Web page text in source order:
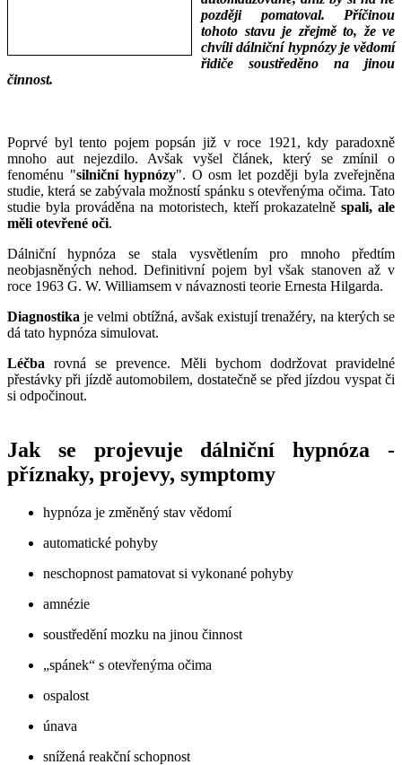
později pomatoval. Příčinou
tohoto stavu je zřejmě to, že ve
chvíli dálniční hypnózy je vědomí
řidiče soustředěno na jinou
činnost.
Poprvé byl tento pojem popsán již v roce 1921, kdy paradoxně
mnoho aut nejezdilo. Avšak vyšel článek, který se zmínil o
fenoménu "silniční hypnózy". O osm let později byla zveřejněna
studie, která se zabývala možností spánku s otevřenýma očima. Tato
studie byla prováděna na motoristech, kteří prokazatelně spali, ale
měli otevřené oči.
Dálniční hypnóza se stala vysvětlením pro mnoho předtím
neobjasněných nehod. Definitivní pojem byl však stanoven až v
roce 1963 G. W. Williamsem v návaznosti teorie Ernesta Hilgarda.
Diagnostika je velmi obtížná, avšak existují trenažéry, na kterých se
dá tato hypnóza simulovat.
Léčba rovná se prevence. Měli bychom dodržovat pravidelné
přestávky při jízdě automobilem, dostatečně se před jízdou vyspat či
si odpočinout.
Jak se projevuje dálniční hypnóza -
příznaky, projevy, symptomy
hypnóza je změněný stav vědomí
automatické pohyby
neschopnost pamatovat si vykonané pohyby
amnézie
soustředění mozku na jinou činnost
„spánek“ s otevřenýma očima
ospalost
únava
snížená reakční schopnost